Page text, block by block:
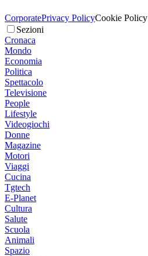
CorporatePrivacy PolicyCookie Policy
Sezioni
Cronaca
Mondo
Economia
Politica
Spettacolo
Televisione
People
Lifestyle
Videogiochi
Donne
Magazine
Motori
Viaggi
Cucina
Tgtech
E-Planet
Cultura
Salute
Scuola
Animali
Spazio